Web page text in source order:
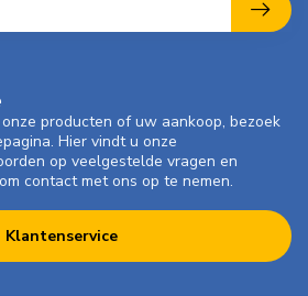
producten of uw aankoop, bezoek
Hier vindt u onze
op veelgestelde vragen en
contact met ons op te nemen.
Klantenservice